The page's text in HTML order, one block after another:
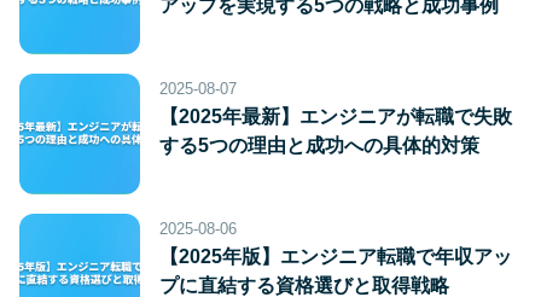
アップを実現する5つの戦略と成功事例
2025-08-07
【2025年最新】エンジニアが転職で失敗
する5つの理由と成功への具体的対策
2025-08-06
【2025年版】エンジニア転職で年収アッ
プに直結する資格選びと取得戦略